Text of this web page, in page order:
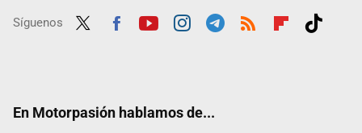
Síguenos
En Motorpasión hablamos de...